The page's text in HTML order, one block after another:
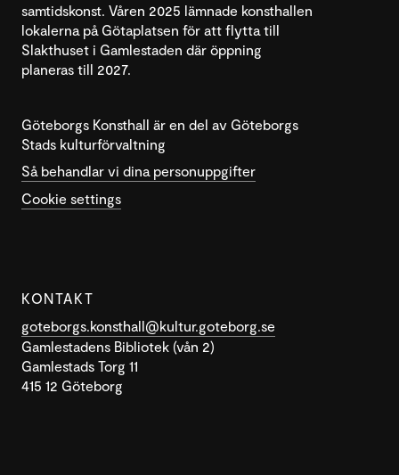
samtidskonst. Våren 2025 lämnade konsthallen
lokalerna på Götaplatsen för att flytta till
Slakthuset i Gamlestaden där öppning
planeras till 2027.
Göteborgs Konsthall är en del av Göteborgs
Stads kulturförvaltning
Så behandlar vi dina personuppgifter
Cookie settings
KONTAKT
goteborgs.konsthall@kultur.goteborg.se
Gamlestadens Bibliotek (vån 2)
Gamlestads Torg 11
415 12 Göteborg